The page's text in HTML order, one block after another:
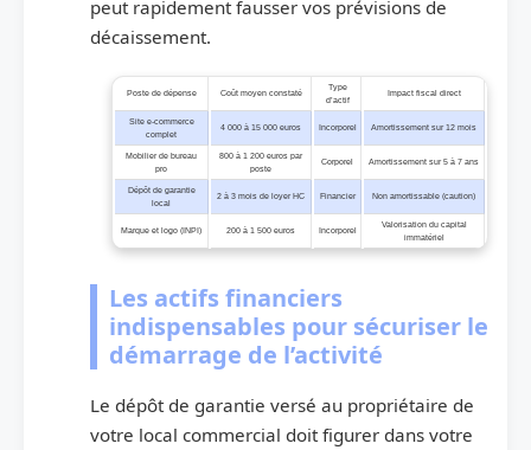
peut rapidement fausser vos prévisions de
décaissement.
Poste de dépense Coût moyen constaté
Type
d’actif
Impact fiscal direct
Site e-commerce
complet
4 000 à 15 000 euros Incorporel Amortissement sur 12 mois
Mobilier de bureau
pro
800 à 1 200 euros par
poste
Corporel Amortissement sur 5 à 7 ans
Dépôt de garantie
local
2 à 3 mois de loyer HC Financier Non amortissable (caution)
Marque et logo (INPI) 200 à 1 500 euros Incorporel
Valorisation du capital
immatériel
Les actifs financiers
indispensables pour sécuriser le
démarrage de l’activité
Le dépôt de garantie versé au propriétaire de
votre local commercial doit figurer dans votre